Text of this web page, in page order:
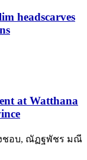
headscarves
at Watthana
ชอบ, ณัฏฐพัชร มณี